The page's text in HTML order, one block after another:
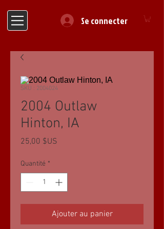
Se connecter
SKU : 2004024
2004 Outlaw
Hinton, IA
25,00 $US
Quantité *
Ajouter au panier